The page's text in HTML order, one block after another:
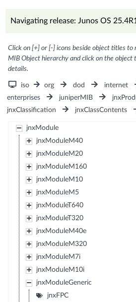
Navigating release: Junos OS
Click on [+] or [-] icons beside object titles
MIB Object hierarchy and click on the
details.
iso org dod internet
enterprises
juniperMIB
jnxClassification
jnxClassContents
jnxModule
jnxModuleM40
jnxModuleM20
jnxModuleM160
jnxModuleM10
jnxModuleM5
jnxModuleT640
jnxModuleT320
jnxModuleM40e
jnxModuleM320
jnxModuleM7i
jnxModuleM10i
jnxModuleGeneric
jnxFPC